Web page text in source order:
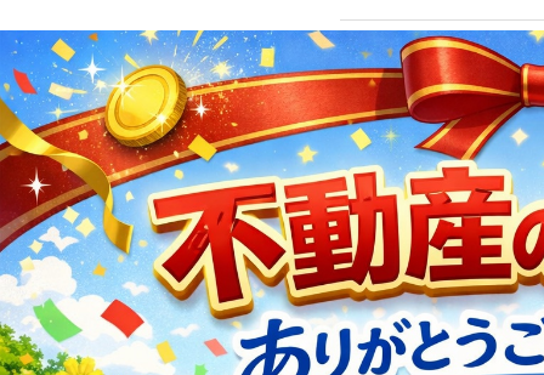
分譲マンション
土地販売
お問い合わせ
084-923-
営業時間：9:00